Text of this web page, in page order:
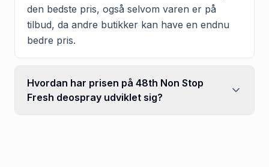
den bedste pris, også selvom varen er på
tilbud, da andre butikker kan have en endnu
bedre pris.
Hvordan har prisen på 48th Non Stop
Fresh deospray udviklet sig?